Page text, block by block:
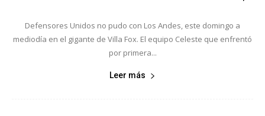
Defensores Unidos no pudo con Los Andes, este domingo a
mediodía en el gigante de Villa Fox. El equipo Celeste que enfrentó
por primera...
Leer más